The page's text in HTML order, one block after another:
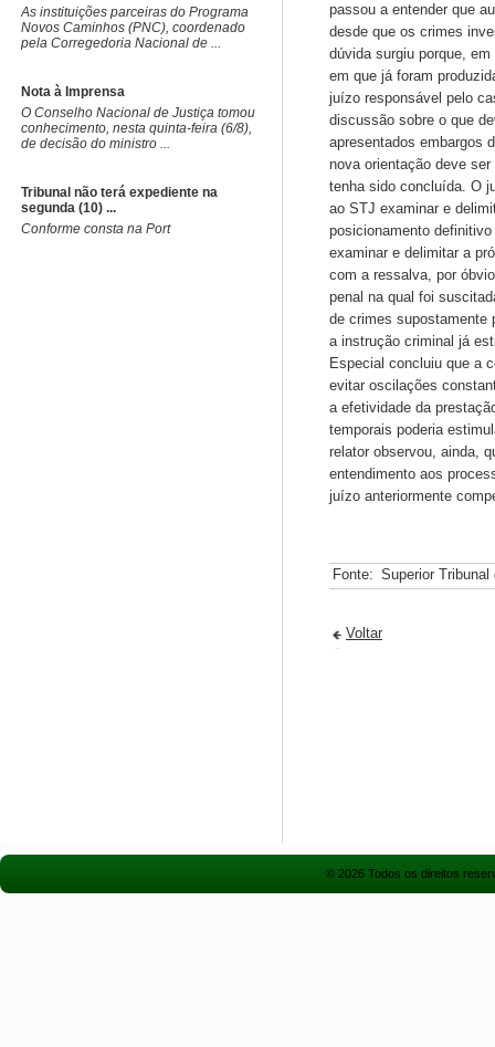
As instituições parceiras do Programa
Novos Caminhos (PNC), coordenado
pela Corregedoria Nacional de ...
Nota à Imprensa
O Conselho Nacional de Justiça tomou
conhecimento, nesta quinta-feira (6/8),
de decisão do ministro ...
Tribunal não terá expediente na
segunda (10) ...
Conforme consta na Port
passou a entender que
desde que os crimes
dúvida surgiu porque,
em que já foram
juízo responsável pelo
discussão sobre o que
apresentados embargos
nova orientação deve
tenha sido concluída. O
ao STJ examinar e
posicionamento
examinar e delimitar a
com a ressalva, por
penal na qual foi
de crimes supostamente
a instrução criminal já
Especial concluiu que a
evitar oscilações
a efetividade da
temporais poderia
relator observou, ainda,
entendimento aos
juízo anteriormente
Fonte: Superior
Voltar
© 2026 Todos os direitos